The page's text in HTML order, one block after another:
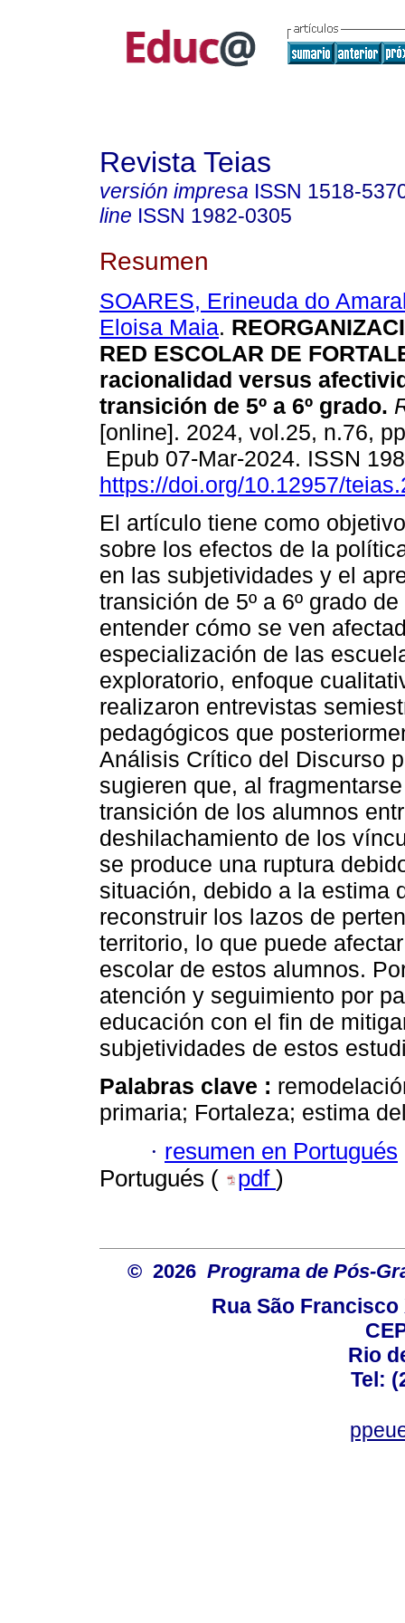
Revista Teias
versión impresa ISSN 1518-
line ISSN 1982-0305
Resumen
SOARES, Erineuda do
Eloisa Maia.
RED ESCOLAR DE
racionalidad versus
transición de 5º a 6º grado.
[online]. 2024, vol.25, n.76,
Epub 07-Mar-2024. ISSN
https://doi.org/10.12957/
El artículo tiene como
sobre los efectos de la
en las subjetividades y el
transición de 5º a 6º grado
entender cómo se ven
especialización de las
exploratorio, enfoque
realizaron entrevistas
pedagógicos que
Análisis Crítico del Discurso
sugieren que, al
transición de los alumnos
deshilachamiento de los
se produce una ruptura
situación, debido a la estima
reconstruir los lazos de
territorio, lo que puede
escolar de estos alumnos.
atención y seguimiento por
educación con el fin de
subjetividades de estos
Palabras clave :
primaria; Fortaleza; estima
· resumen en Portugués
Portugués (
pdf )
© 2026 Programa de Pós-
Rua São Francisco
Rio
Tel: